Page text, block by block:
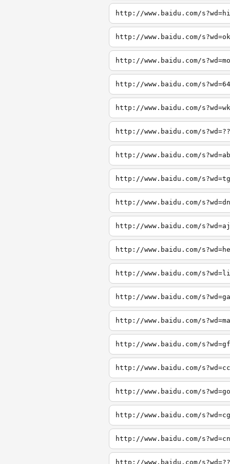
http://www.baidu.com/s?wd=hi
http://www.baidu.com/s?wd=ok
http://www.baidu.com/s?wd=mo
http://www.baidu.com/s?wd=64
http://www.baidu.com/s?wd=wk
http://www.baidu.com/s?wd=??
http://www.baidu.com/s?wd=ab
http://www.baidu.com/s?wd=tg
http://www.baidu.com/s?wd=dn
http://www.baidu.com/s?wd=aj
http://www.baidu.com/
http://www.baidu.com/
http://www.baidu.com/
http://www.baidu.com/
http://www.baidu.com/
http://www.baidu.com/
http://www.baidu.com/
http://www.baidu.com/
http://www.baidu.com/
http://www.baidu.com/